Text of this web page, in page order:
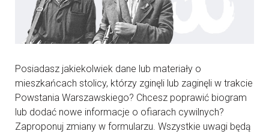
Posiadasz jakiekolwiek dane lub materiały o
mieszkańcach stolicy, którzy zginęli lub zaginęli w trakcie
Powstania Warszawskiego? Chcesz poprawić biogram
lub dodać nowe informacje o ofiarach cywilnych?
Zaproponuj zmiany w formularzu. Wszystkie uwagi będą